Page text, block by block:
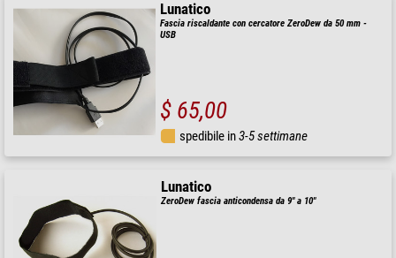
Lunatico
Fascia riscaldante con cercatore ZeroDew da 50 mm -
USB
$ 65,00
spedibile in3-5 settimane
Lunatico
ZeroDew fascia anticondensa da 9" a 10"